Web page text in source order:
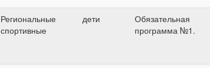
Региональные
спортивные
дети
Обязательная
программа №1.